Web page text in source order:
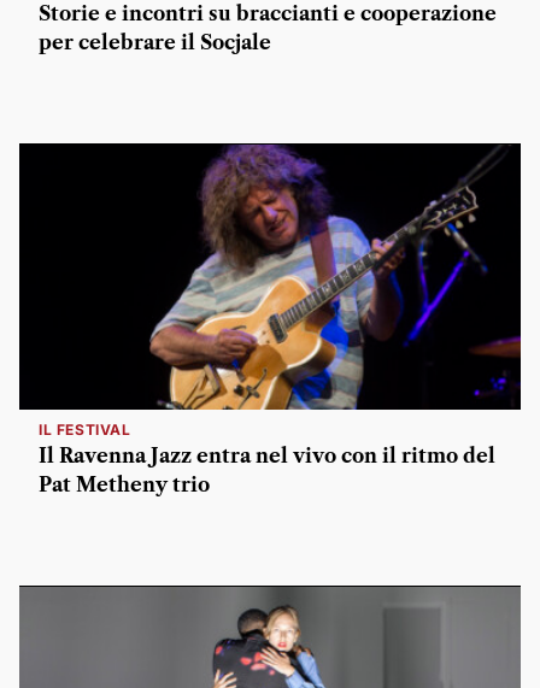
Storie e incontri su braccianti e cooperazione
per celebrare il Socjale
IL FESTIVAL
Il Ravenna Jazz entra nel vivo con il ritmo del
Pat Metheny trio